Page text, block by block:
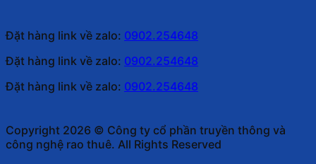
Đặt hàng link về zalo: 0902.254648
Đặt hàng link về zalo: 0902.254648
Đặt hàng link về zalo: 0902.254648
Copyright 2026 © Công ty cổ phần truyền thông và
công nghệ rao thuê. All Rights Reserved